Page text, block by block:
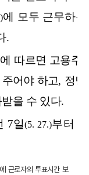
근로자의 투표시간 보